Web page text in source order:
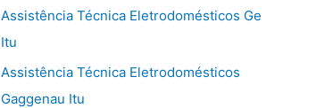
Assistência Técnica Eletrodomésticos Ge
Itu
Assistência Técnica Eletrodomésticos
Gaggenau Itu